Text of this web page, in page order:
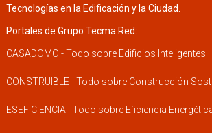
Tecnologías en la Edificación y la Ciudad.
Portales de Grupo Tecma Red:
CASADOMO - Todo sobre Edificios Inteligentes
CONSTRUIBLE - Todo sobre Construcción
ESEFICIENCIA - Todo sobre Eficiencia